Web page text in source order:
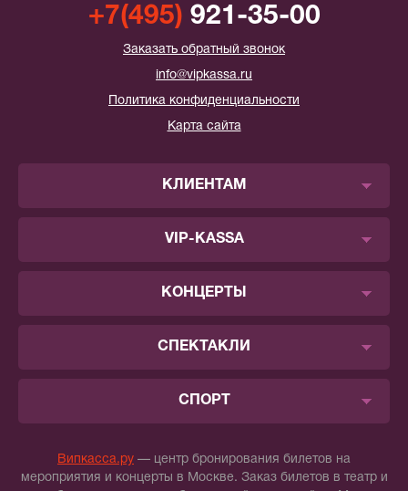
+7(495) 921-35-00
Заказать обратный звонок
info@vipkassa.ru
Политика конфиденциальности
Карта сайта
КЛИЕНТАМ
VIP-KASSA
КОНЦЕРТЫ
СПЕКТАКЛИ
СПОРТ
Випкасса.ру — центр бронирования билетов на
мероприятия и концерты в Москве. Заказ билетов в театр и